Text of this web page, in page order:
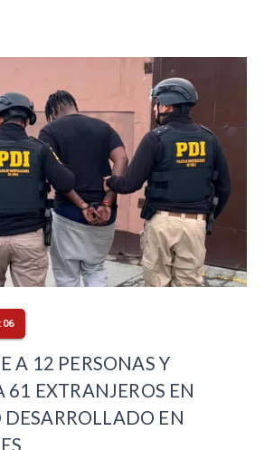
A 12 PERSONAS Y
61 EXTRANJEROS EN
EN